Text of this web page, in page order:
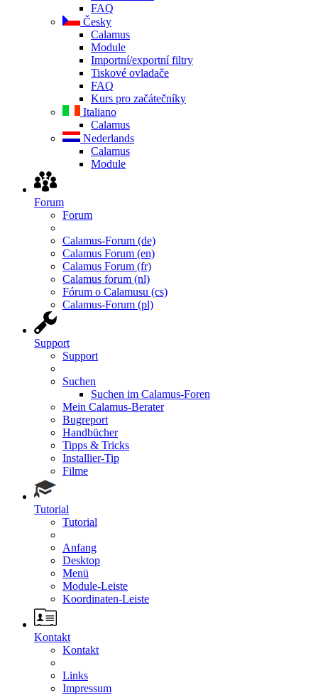
FAQ
Česky
Calamus
Module
Importní/exportní filtry
Tiskové ovladače
FAQ
Kurs pro začátečníky
Italiano
Calamus
Nederlands
Calamus
Module
Forum
Forum
Calamus-Forum (de)
Calamus Forum (en)
Calamus Forum (fr)
Calamus forum (nl)
Fórum o Calamusu (cs)
Calamus-Forum (pl)
Support
Support
Suchen
Suchen im Calamus-Foren
Mein Calamus-Berater
Bugreport
Handbücher
Tipps & Tricks
Installier-Tip
Filme
Tutorial
Tutorial
Anfang
Desktop
Menü
Module-Leiste
Koordinaten-Leiste
Kontakt
Kontakt
Links
Impressum